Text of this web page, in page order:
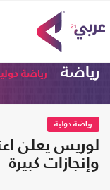
رياضة رياضة
رياضة دولية
لوريس يعلن
وإنجازات كبيرة